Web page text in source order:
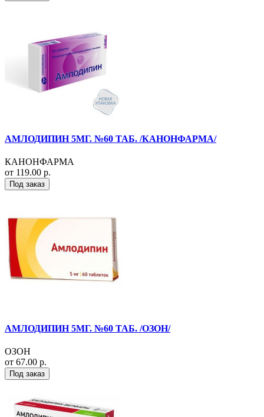
АМЛОДИПИН 5МГ. №60 ТАБ. /КАНОНФАРМА/
КАНОНФАРМА
от 119.00 р.
Под заказ
АМЛОДИПИН 5МГ. №60 ТАБ. /ОЗОН/
ОЗОН
от 67.00 р.
Под заказ